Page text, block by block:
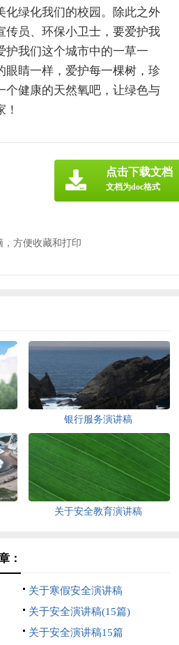
化绿化我们的校园。除此之外
传员、环保小卫士，要爱护我
护我们这个城市中的一草一
眼睛一样，爱护每一棵树，珍
个健康的天然氧吧，让绿色与
，方便收藏和打印
点击下载文档
文档为doc格式
银行服务演讲稿
关于安全教育演讲稿
：
关于寒假安全演讲稿
关于安全演讲稿(15篇)
关于安全演讲稿15篇